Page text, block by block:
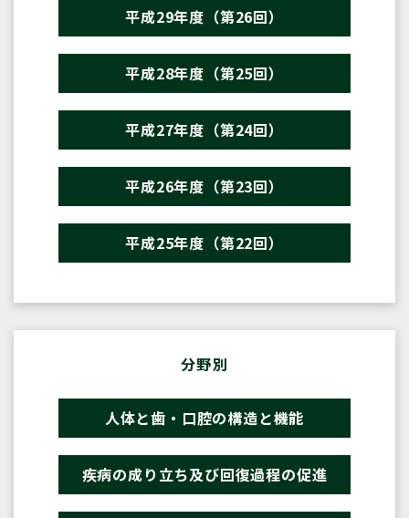
平成29年度（第26回）
平成28年度（第25回）
平成27年度（第24回）
平成26年度（第23回）
平成25年度（第22回）
分野別
人体と歯・口腔の構造と機能
疾病の成り立ち及び回復過程の促進